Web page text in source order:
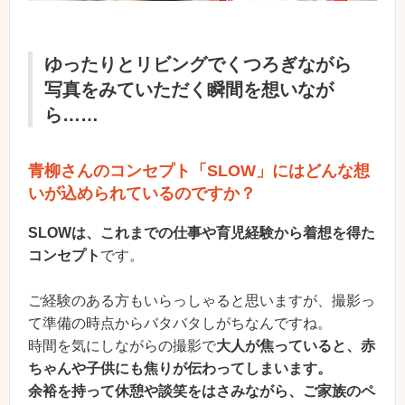
ゆったりとリビングでくつろぎながら
写真をみていただく瞬間を想いなが
ら……
青柳さんのコンセプト「SLOW」にはどんな想
いが込められているのですか？
SLOWは、これまでの仕事や育児経験から着想を得た
コンセプト です。
ご経験のある方もいらっしゃると思いますが、撮影っ
て準備の時点からバタバタしがちなんですね。
時間を気にしながらの撮影で大人が焦っていると、赤
ちゃんや子供にも焦りが伝わってしまいます。
余裕を持って休憩や談笑をはさみながら、ご家族のペ